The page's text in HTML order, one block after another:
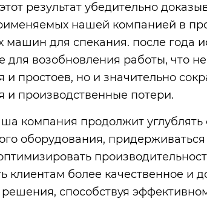
результат убедительно
нашей компанией в
машин для спекания. после года
для возобновления работы, что
и простоев, но и значительно
и производственные потери.
компания продолжит углублять
оборудования,
клиентам более качественное
способствуя